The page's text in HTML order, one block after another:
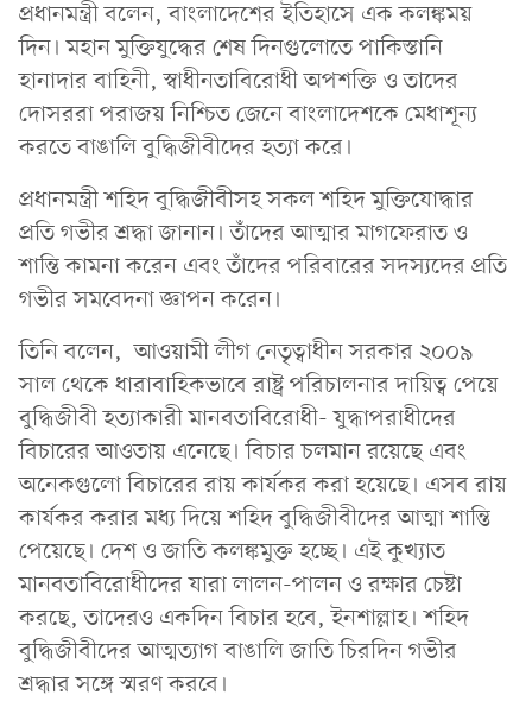
প্রধানমন্ত্রী বলেন, বাংলাদেশের ইতিহাসে এক কলঙ্কময়
দিন। মহান মুক্তিযুদ্ধের শেষ দিনগুলোতে পাকিস্তানি
হানাদার বাহিনী, স্বাধীনতাবিরোধী অপশক্তি ও তাদের
দোসররা পরাজয় নিশ্চিত জেনে বাংলাদেশকে মেধাশূন্য
করতে বাঙালি বুদ্ধিজীবীদের হত্যা করে।
প্রধানমন্ত্রী শহিদ বুদ্ধিজীবীসহ সকল শহিদ মুক্তিযোদ্ধার
প্রতি গভীর শ্রদ্ধা জানান। তাঁদের আত্মার মাগফেরাত ও
শান্তি কামনা করেন এবং তাঁদের পরিবারের সদস্যদের প্রতি
গভীর সমবেদনা জ্ঞাপন করেন।
তিনি বলেন, আওয়ামী লীগ নেতৃত্বাধীন সরকার ২০০৯
সাল থেকে ধারাবাহিকভাবে রাষ্ট্র পরিচালনার দায়িত্ব পেয়ে
বুদ্ধিজীবী হত্যাকারী মানবতাবিরোধী- যুদ্ধাপরাধীদের
বিচারের আওতায় এনেছে। বিচার চলমান রয়েছে এবং
অনেকগুলো বিচারের রায় কার্যকর করা হয়েছে। এসব রায়
কার্যকর করার মধ্য দিয়ে শহিদ বুদ্ধিজীবীদের আত্মা শান্তি
পেয়েছে। দেশ ও জাতি কলঙ্কমুক্ত হচ্ছে। এই কুখ্যাত
মানবতাবিরোধীদের যারা লালন-পালন ও রক্ষার চেষ্টা
করছে, তাদেরও একদিন বিচার হবে, ইনশাল্লাহ। শহিদ
বুদ্ধিজীবীদের আত্মত্যাগ বাঙালি জাতি চিরদিন গভীর
শ্রদ্ধার সঙ্গে স্মরণ করবে।